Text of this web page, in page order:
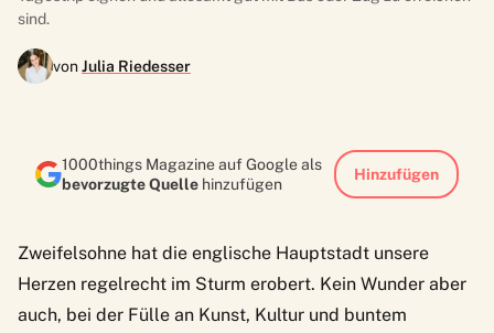
sind.
vonJulia Riedesser
1000things Magazine auf Google als
bevorzugte Quelle hinzufügen
Hinzufügen
Zweifelsohne hat die englische Hauptstadt unsere
Herzen regelrecht im Sturm erobert. Kein Wunder aber
auch, bei der Fülle an Kunst, Kultur und buntem